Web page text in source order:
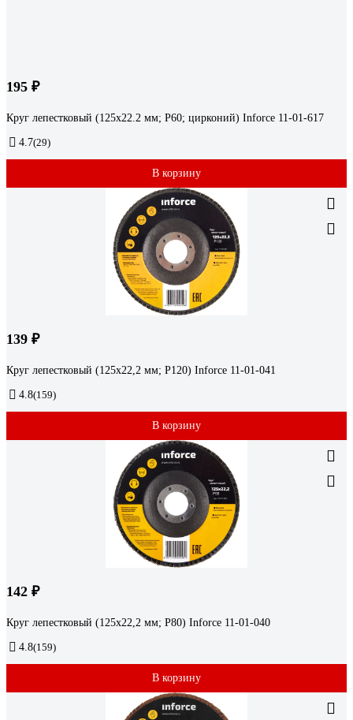
195 ₽
Круг лепестковый (125x22.2 мм; P60; цирконий) Inforce 11-01-617
4.7(29)
В корзину
139 ₽
Круг лепестковый (125х22,2 мм; P120) Inforce 11-01-041
4.8(159)
В корзину
142 ₽
Круг лепестковый (125х22,2 мм; P80) Inforce 11-01-040
4.8(159)
В корзину